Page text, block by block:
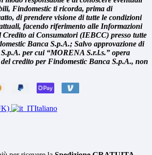
Findomestic ti ricorda, prima di
di prendere visione di tutte le condizioni
facendo riferimento alle Informazioni
Credito ai Consumatori (IEBCC) presso tutte
Banca S.p.A.; Salvo approvazione di
per cui “MORENA S.r.l.s.” opera
credito per Findomestic Banca S.p.A., non
Italiano